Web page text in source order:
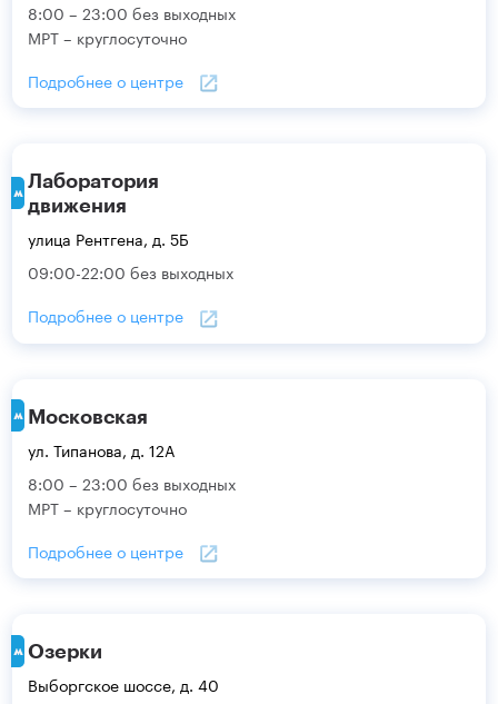
8:00 – 23:00 без выходных
МРТ – круглосуточно
Подробнее о центре
Лаборатория
движения
улица Рентгена, д. 5Б
09:00-22:00 без выходных
Подробнее о центре
Московская
ул. Типанова, д. 12А
8:00 – 23:00 без выходных
МРТ – круглосуточно
Подробнее о центре
Озерки
Выборгское шоссе, д. 40